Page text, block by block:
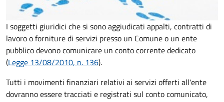
I soggetti giuridici che si sono aggiudicati appalti, contratti di
lavoro o forniture di servizi presso un Comune o un ente
pubblico devono comunicare un conto corrente dedicato
(Legge 13/08/2010, n. 136).
Tutti i movimenti finanziari relativi ai servizi offerti all'ente
dovranno essere tracciati e registrati sul conto comunicato,